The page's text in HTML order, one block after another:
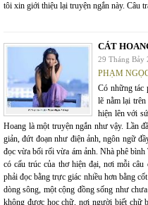
tôi xin giới thiệu lại truyện ngắn này. Câu
CÁT
29 Tháng Bảy
PHẠM
Có những tác
lẽ nằm lại
hiện lên với
Hoang là một truyện ngắn như vậy. Lần
giản, đứt đoạn như điện ảnh, ngôn ngữ
đọc vừa bối rối vừa ám ảnh. Nhà phê
có cấu trúc của thơ hiện đại, nơi mỗi
phải đọc bằng trực giác nhiều hơn bằng
dòng sông, một cộng đồng sống như
không được học chữ, nơi người biết chữ